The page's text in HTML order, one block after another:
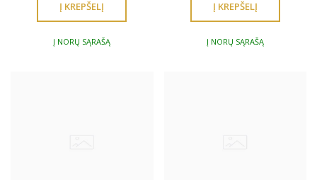
Į NORŲ SĄRAŠĄ Į NORŲ SĄRAŠĄ